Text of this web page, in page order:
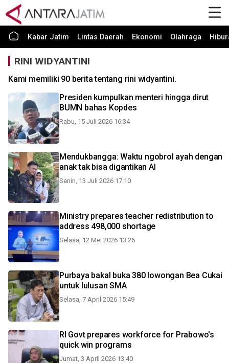
Kabar Jatim Lintas Daerah Ekonomi Olahraga
RINI WIDYANTINI
Kami memiliki 90 berita tentang rini widyantini.
Presiden kumpulkan menteri hingga dirut
BUMN bahas Kopdes
Rabu, 15 Juli 2026 16:34
Mendukbangga: Waktu ngobrol ayah dengan
anak tak bisa digantikan AI
Senin, 13 Juli 2026 17:10
Ministry prepares teacher redistribution to
address 498,000 shortage
Selasa, 12 Mei 2026 13:26
Purbaya bakal buka 380 lowongan Bea Cukai
untuk lulusan SMA
Selasa, 7 April 2026 15:49
RI Govt prepares workforce for Prabowo's
quick win programs
Jumat, 3 April 2026 13:40